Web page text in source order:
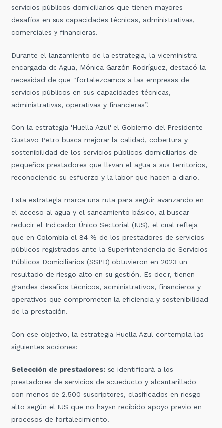
servicios públicos domiciliarios que tienen mayores
desafíos en sus capacidades técnicas, administrativas,
comerciales y financieras.
Durante el lanzamiento de la estrategia, la viceministra
encargada de Agua, Mónica Garzón Rodríguez, destacó la
necesidad de que "fortalezcamos a las empresas de
servicios públicos en sus capacidades técnicas,
administrativas, operativas y financieras”.
Con la estrategia 'Huella Azul' el Gobierno del Presidente
Gustavo Petro busca mejorar la calidad, cobertura y
sostenibilidad de los servicios públicos domiciliarios de
pequeños prestadores que llevan el agua a sus territorios,
reconociendo su esfuerzo y la labor que hacen a diario.
Esta estrategia marca una ruta para seguir avanzando en
el acceso al agua y el saneamiento básico, al buscar
reducir el Indicador Único Sectorial (IUS), el cual refleja
que en Colombia el 84 % de los prestadores de servicios
públicos registrados ante la Superintendencia de Servicios
Públicos Domiciliarios (SSPD) obtuvieron en 2023 un
resultado de riesgo alto en su gestión. Es decir, tienen
grandes desafíos técnicos, administrativos, financieros y
operativos que comprometen la eficiencia y sostenibilidad
de la prestación.
Con ese objetivo, la estrategia Huella Azul contempla las
siguientes acciones:
Selección de prestadores: se identificará a los
prestadores de servicios de acueducto y alcantarillado
con menos de 2.500 suscriptores, clasificados en riesgo
alto según el IUS que no hayan recibido apoyo previo en
procesos de fortalecimiento.